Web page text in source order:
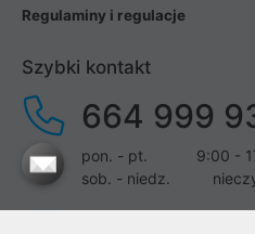
Regulaminy i regulacje
Szybki kontakt
664 999
pon. - pt.
9:00 -
sob. - niedz.